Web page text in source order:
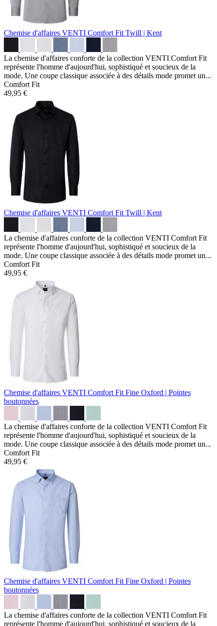
Chemise d'affaires VENTI Comfort Fit Twill | Kent
La chemise d'affaires conforte de la collection VENTI Comfort Fit
représente l'homme d'aujourd'hui, sophistiqué et soucieux de la
mode. Une coupe classique associée à des détails mode promet un...
Comfort Fit
49,95 €
Chemise d'affaires VENTI Comfort Fit Twill | Kent
La chemise d'affaires conforte de la collection VENTI Comfort Fit
représente l'homme d'aujourd'hui, sophistiqué et soucieux de la
mode. Une coupe classique associée à des détails mode promet un...
Comfort Fit
49,95 €
Chemise d'affaires VENTI Comfort Fit Fine Oxford | Pointes
boutonnées
La chemise d'affaires conforte de la collection VENTI Comfort Fit
représente l'homme d'aujourd'hui, sophistiqué et soucieux de la
mode. Une coupe classique associée à des détails mode promet un...
Comfort Fit
49,95 €
Chemise d'affaires VENTI Comfort Fit Fine Oxford | Pointes
boutonnées
La chemise d'affaires conforte de la collection VENTI Comfort Fit
représente l'homme d'aujourd'hui, sophistiqué et soucieux de la